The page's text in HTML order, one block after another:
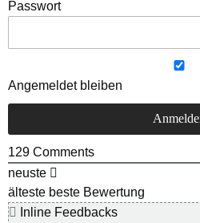
Passwort
Angemeldet bleiben
129 Comments
neuste
älteste beste Bewertung
Inline Feedbacks